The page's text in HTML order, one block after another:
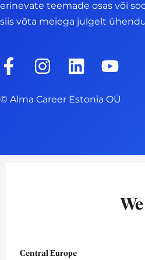
erinevate teemade osas või
siis võta meiega julgelt
F
c
o
I
s
g
L
n
d
Y
u
b
© Alma Career Estonia OÜ
Central Europe